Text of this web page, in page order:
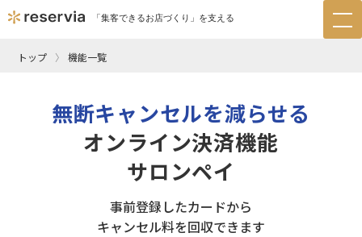
「集客できるお店づくり」を支える
トップ 機能一覧
無断キャンセルを減らせる
オンライン決済機能
サロンペイ
事前登録したカードから
キャンセル料を回収できます